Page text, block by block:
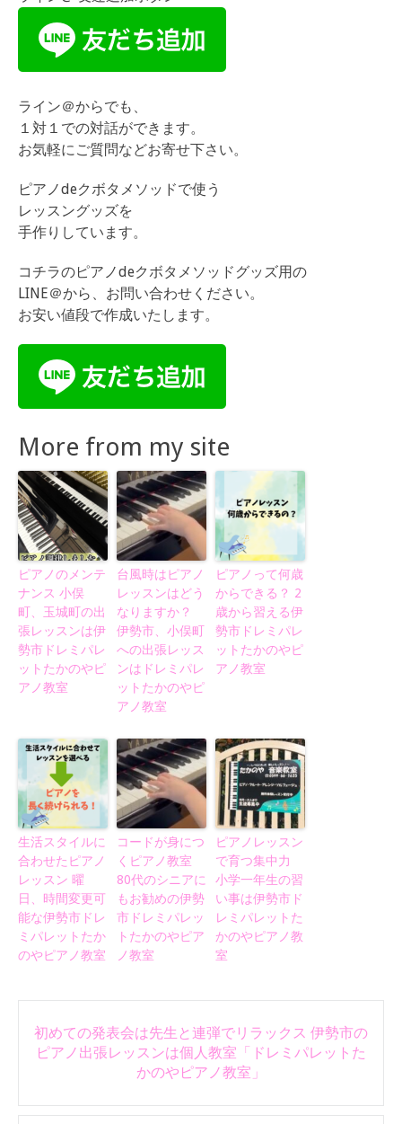
ライン＠からでも、
１対１での対話ができます。
お気軽にご質問などお寄せ下さい。
ピアノdeクボタメソッドで使う
レッスングッズを
手作りしています。
コチラのピアノdeクボタメソッドグッズ用の
LINE＠から、お問い合わせください。
お安い値段で作成いたします。
More from my site
ピアノのメンテ
ナンス 小俣
町、玉城町の出
張レッスンは伊
勢市ドレミパレ
ットたかのやピ
アノ教室
台風時はピアノ
レッスンはどう
なりますか？
伊勢市、小俣町
への出張レッス
ンはドレミパレ
ットたかのやピ
アノ教室
ピアノって何歳
からできる？ 2
歳から習える伊
勢市ドレミパレ
ットたかのやピ
アノ教室
生活スタイルに
合わせたピアノ
レッスン 曜
日、時間変更可
能な伊勢市ドレ
ミパレットたか
のやピアノ教室
コードが身につ
くピアノ教室
80代のシニアに
もお勧めの伊勢
市ドレミパレッ
トたかのやピア
ノ教室
ピアノレッスン
で育つ集中力
小学一年生の習
い事は伊勢市ド
レミパレットた
かのやピアノ教
室
Post
navigation
初めての発表会は先生と連弾でリラックス 伊勢市の
ピアノ出張レッスンは個人教室「ドレミパレットた
かのやピアノ教室」